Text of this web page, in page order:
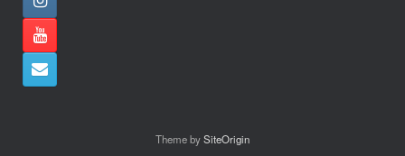
Theme bySiteOrigin